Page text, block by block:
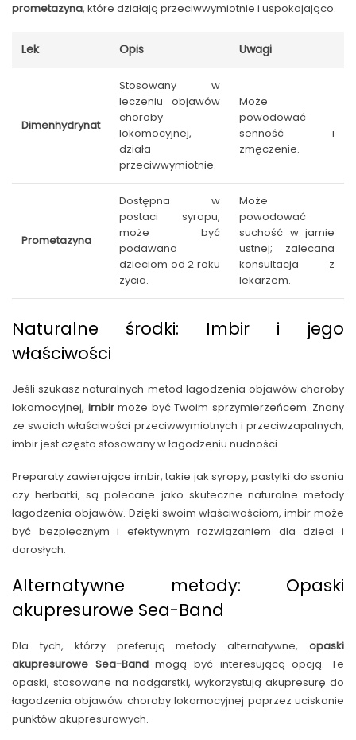
prometazyna, które działają przeciwwymiotnie i uspokajająco.
Lek Opis Uwagi
Dimenhydrynat
Stosowany w
leczeniu objawów
choroby
lokomocyjnej,
działa
przeciwwymiotnie.
Może
powodować
senność i
zmęczenie.
Prometazyna
Dostępna w
postaci syropu,
może być
podawana
dzieciom od 2 roku
życia.
Może
powodować
suchość w jamie
ustnej; zalecana
konsultacja z
lekarzem.
Naturalne środki: Imbir i jego
właściwości
Jeśli szukasz naturalnych metod łagodzenia objawów choroby
lokomocyjnej, imbirmoże być Twoim sprzymierzeńcem. Znany
ze swoich właściwości przeciwwymiotnych i przeciwzapalnych,
imbir jest często stosowany w łagodzeniu nudności.
Preparaty zawierające imbir, takie jak syropy, pastylki do ssania
czy herbatki, są polecane jako skuteczne naturalne metody
łagodzenia objawów. Dzięki swoim właściwościom, imbir może
być bezpiecznym i efektywnym rozwiązaniem dla dzieci i
dorosłych.
Alternatywne metody: Opaski
akupresurowe Sea-Band
Dla tych, którzy preferują metody alternatywne, opaski
akupresurowe Sea-Bandmogą być interesującą opcją. Te
opaski, stosowane na nadgarstki, wykorzystują akupresurę do
łagodzenia objawów choroby lokomocyjnej poprzez uciskanie
punktów akupresurowych.